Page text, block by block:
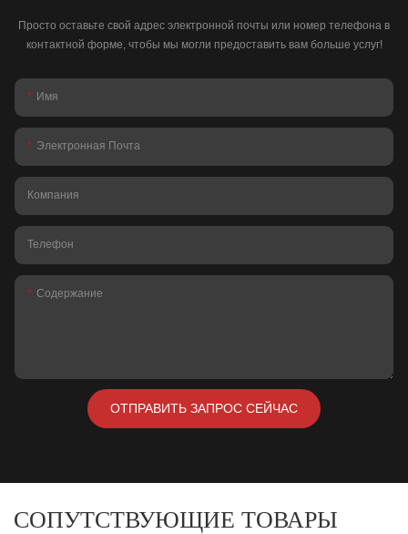
Просто оставьте свой адрес электронной почты или номер телефона в
контактной форме, чтобы мы могли предоставить вам больше услуг!
Имя
Электронная Почта
Компания
Телефон
Содержание
ОТПРАВИТЬ ЗАПРОС СЕЙЧАС
СОПУТСТВУЮЩИЕ ТОВАРЫ